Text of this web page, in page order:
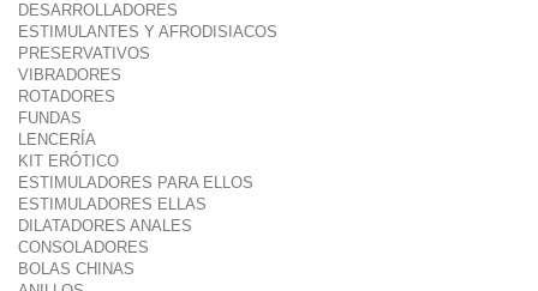
DESARROLLADORES
ESTIMULANTES Y AFRODISIACOS
PRESERVATIVOS
VIBRADORES
ROTADORES
FUNDAS
LENCERÍA
KIT ERÓTICO
ESTIMULADORES PARA ELLOS
ESTIMULADORES ELLAS
DILATADORES ANALES
CONSOLADORES
BOLAS CHINAS